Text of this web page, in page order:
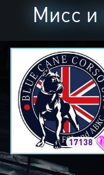
Мисс и
17138